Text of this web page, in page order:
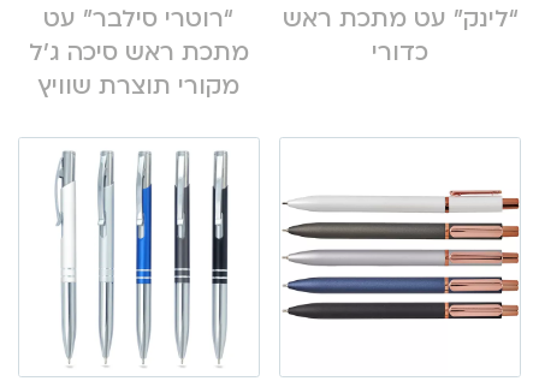
“לינק” עט מתכת ראש
כדורי
“רוטרי סילבר” עט
מתכת ראש סיכה ג’ל
מקורי תוצרת שוויץ